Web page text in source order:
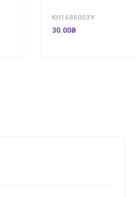
КН1686003У
30.00₴